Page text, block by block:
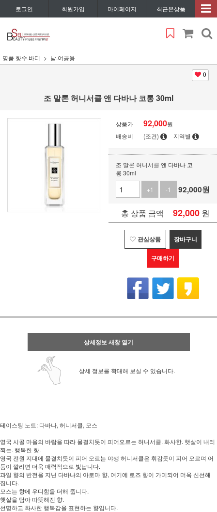
로그인 회원가입 마이페이지 최근본상품
명품 향수.바디 남.여공용
0
조 말론 허니서클 앤 다바나 코롱 30ml
상품가 92,000원
배송비
(조건) 지역별
조 말론 허니서클 앤 다바나 코
롱 30ml
+1
-1 92,000원
총 상품 금액 92,000 원
관심상품 장바구니
구매하기
상세정보 새창 열기
상세 정보를 확대해 보실 수 있습니다.
테이스팅 노트: 다바나, 허니서클, 모스
영국 시골 마을의 바람을 따라 물결치듯이 피어오르는 허니서클. 화사한. 햇살이 내리
쬐는. 행복한 향.
영국 전원 지대에 물결치듯이 피어 오르는 야생 허니서클은 휘감듯이 피어 오르며 어
둠이 깔리면 더욱 매력적으로 빛납니다.
과일 향의 반전을 지닌 다바나의 아로마 향, 여기에 로즈 향이 가미되어 더욱 신선해
집니다.
모스는 향에 우디함을 더해 줍니다.
햇살을 담아 따뜻해진 향.
선명하고 화사한 행복감을 표현하는 향입니다.